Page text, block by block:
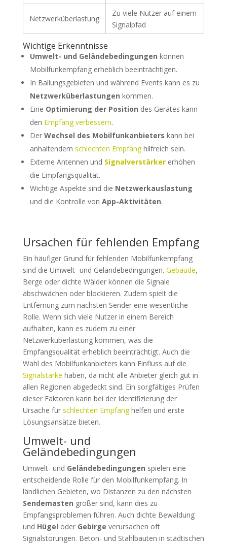
Netzwerküberlastung
Zu viele Nutzer auf einem
Signalpfad
Wichtige Erkenntnisse
Umwelt- und Geländebedingungen können
Mobilfunkempfang erheblich beeinträchtigen.
In Ballungsgebieten und während Events kann es zu
Netzwerküberlastungen kommen.
Eine Optimierung der Position des Gerätes kann
den Empfang verbessern.
Der Wechsel des Mobilfunkanbieters kann bei
anhaltendem schlechten Empfanghilfreich sein.
Externe Antennen und Signalverstärkererhöhen
die Empfangsqualität.
Wichtige Aspekte sind die Netzwerkauslastung
und die Kontrolle von App-Aktivitäten.
Ursachen für fehlenden Empfang
Ein häufiger Grund für fehlenden Mobilfunkempfang
sind die Umwelt- und Geländebedingungen. Gebäude,
Berge oder dichte Wälder können die Signale
abschwächen oder blockieren. Zudem spielt die
Entfernung zum nächsten Sender eine wesentliche
Rolle. Wenn sich viele Nutzer in einem Bereich
aufhalten, kann es zudem zu einer
Netzwerküberlastung kommen, was die
Empfangsqualität erheblich beeinträchtigt. Auch die
Wahl des Mobilfunkanbieters kann Einfluss auf die
Signalstärke haben, da nicht alle Anbieter gleich gut in
allen Regionen abgedeckt sind. Ein sorgfältiges Prüfen
dieser Faktoren kann bei der Identifizierung der
Ursache für schlechten Empfanghelfen und erste
Lösungsansätze bieten.
Umwelt- und
Geländebedingungen
Umwelt- und Geländebedingungen spielen eine
entscheidende Rolle für den Mobilfunkempfang. In
ländlichen Gebieten, wo Distanzen zu den nächsten
Sendemasten größer sind, kann dies zu
Empfangsproblemen führen. Auch dichte Bewaldung
und Hügel oder Gebirge verursachen oft
Signalstörungen. Beton- und Stahlbauten in städtischen